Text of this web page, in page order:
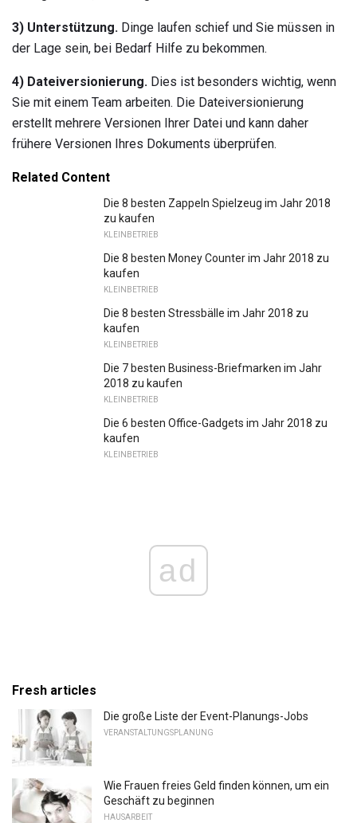
3) Unterstützung. Dinge laufen schief und Sie müssen in
der Lage sein, bei Bedarf Hilfe zu bekommen.
4) Dateiversionierung. Dies ist besonders wichtig, wenn
Sie mit einem Team arbeiten. Die Dateiversionierung
erstellt mehrere Versionen Ihrer Datei und kann daher
frühere Versionen Ihres Dokuments überprüfen.
Related Content
Die 8 besten Zappeln Spielzeug im Jahr 2018
zu kaufen
KLEINBETRIEB
Die 8 besten Money Counter im Jahr 2018 zu
kaufen
KLEINBETRIEB
Die 8 besten Stressbälle im Jahr 2018 zu
kaufen
KLEINBETRIEB
Die 7 besten Business-Briefmarken im Jahr
2018 zu kaufen
KLEINBETRIEB
Die 6 besten Office-Gadgets im Jahr 2018 zu
kaufen
KLEINBETRIEB
ad
Fresh articles
Die große Liste der Event-Planungs-Jobs
VERANSTALTUNGSPLANUNG
Wie Frauen freies Geld finden können, um ein
Geschäft zu beginnen
HAUSARBEIT